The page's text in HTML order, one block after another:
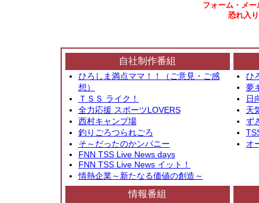
フォーム・メ
恐れ入
自社制作番組
ひろしま満点ママ！！（ご意見・ご感
想）
ＴＳＳ ライク！
全力応援 スポーツLOVERS
西村キャンプ場
釣りごろつられごろ
そ～だったのかンパニー
FNN TSS Live News days
FNN TSS Live News イット！
情熱企業～新たなる価値の創造～
ひ
夢
日
天
ず
オ
情報番組